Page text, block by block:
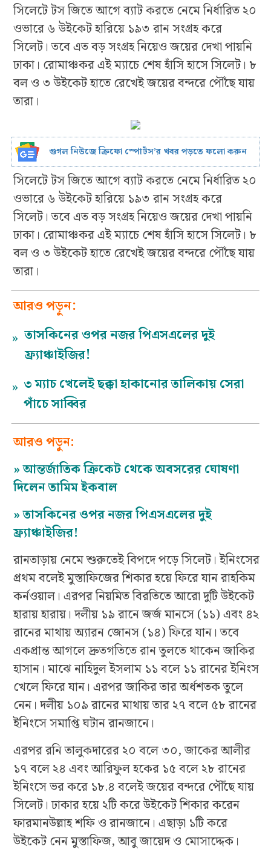
সিলেটে টস জিতে আগে ব্যাট করতে নেমে নির্ধারিত ২০
ওভারে ৬ উইকেট হারিয়ে ১৯৩ রান সংগ্রহ করে
সিলেট। তবে এত বড় সংগ্রহ নিয়েও জয়ের দেখা পায়নি
ঢাকা। রোমাঞ্চকর এই ম্যাচে শেষ হাঁসি হাসে সিলেট। ৮
বল ও ৩ উইকেট হাতে রেখেই জয়ের বন্দরে পৌঁছে যায়
তারা।
গুগল নিউজে ক্রিফো স্পোর্টস’র খবর পড়তে ফলো করুন
সিলেটে টস জিতে আগে ব্যাট করতে নেমে নির্ধারিত ২০
ওভারে ৬ উইকেট হারিয়ে ১৯৩ রান সংগ্রহ করে
সিলেট। তবে এত বড় সংগ্রহ নিয়েও জয়ের দেখা পায়নি
ঢাকা। রোমাঞ্চকর এই ম্যাচে শেষ হাঁসি হাসে সিলেট। ৮
বল ও ৩ উইকেট হাতে রেখেই জয়ের বন্দরে পৌঁছে যায়
তারা।
আরও পড়ুন:
» তাসকিনের ওপর নজর পিএসএলের দুই
ফ্র্যাঞ্চাইজির!
» ৩ ম্যাচ খেলেই ছক্কা হাকানোর তালিকায় সেরা
পাঁচে সাব্বির
আরও পড়ুন:
»আন্তর্জাতিক ক্রিকেট থেকে অবসরের ঘোষণা
দিলেন তামিম ইকবাল
»তাসকিনের ওপর নজর পিএসএলের দুই
ফ্র্যাঞ্চাইজির!
রানতাড়ায় নেমে শুরুতেই বিপদে পড়ে সিলেট। ইনিংসের
প্রথম বলেই মুস্তাফিজের শিকার হয়ে ফিরে যান রাহকিম
কর্নওয়াল। এরপর নিয়মিত বিরতিতে আরো দুটি উইকেট
হারায় হারায়। দলীয় ১৯ রানে জর্জ মানসে (১১) এবং ৪২
রানের মাথায় অ্যারন জোনস (১৪) ফিরে যান। তবে
একপ্রান্ত আগলে দ্রুতগতিতে রান তুলতে থাকেন জাকির
হাসান। মাঝে নাহিদুল ইসলাম ১১ বলে ১১ রানের ইনিংস
খেলে ফিরে যান। এরপর জাকির তার অর্ধশতক তুলে
নেন। দলীয় ১০৯ রানের মাথায় তার ২৭ বলে ৫৮ রানের
ইনিংসে সমাপ্তি ঘটান রানজানে।
এরপর রনি তালুকদারের ২০ বলে ৩০, জাকের আলীর
১৭ বলে ২৪ এবং আরিফুল হকের ১৫ বলে ২৮ রানের
ইনিংসে ভর করে ১৮.৪ বলেই জয়ের বন্দরে পৌঁছে যায়
সিলেট। ঢাকার হয়ে ২টি করে উইকেট শিকার করেন
ফারমানউল্লাহ শফি ও রানজানে। এছাড়া ১টি করে
উইকেট নেন মুস্তাফিজ, আবু জায়েদ ও মোসাদ্দেক।